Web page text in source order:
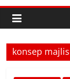
konsep